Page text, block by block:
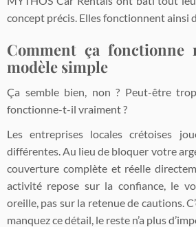
concept précis. Elles fonctionnent ainsi
Comment ça fonctionne
modèle simple
Ça semble bien, non ? Peut-être
fonctionne-t-il vraiment ?
Les entreprises locales crétoises
différentes. Au lieu de bloquer votre
couverture complète et réelle
activité repose sur la confiance, le
oreille, pas sur la retenue de cautions.
manquez ce détail, le reste n’a plus